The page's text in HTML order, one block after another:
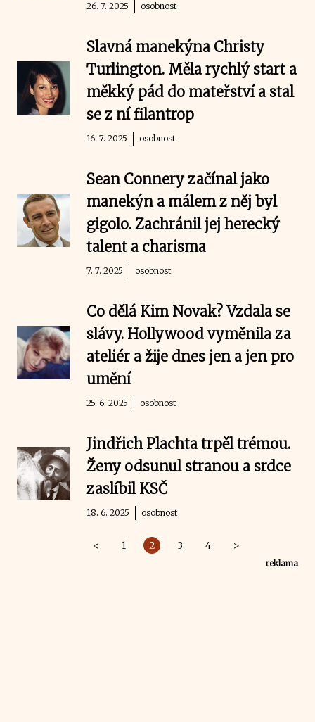
26. 7. 2025 osobnost
Slavná manekýna Christy
Turlington. Měla rychlý start a
měkký pád do mateřství a stal
se z ní filantrop
16. 7. 2025 osobnost
Sean Connery začínal jako
manekýn a málem z něj byl
gigolo. Zachránil jej herecký
talent a charisma
7. 7. 2025 osobnost
Co dělá Kim Novak? Vzdala se
slávy. Hollywood vyměnila za
ateliér a žije dnes jen a jen pro
umění
25. 6. 2025 osobnost
Jindřich Plachta trpěl trémou.
Ženy odsunul stranou a srdce
zaslíbil KSČ
18. 6. 2025 osobnost
< 1 2 3 4 >
reklama